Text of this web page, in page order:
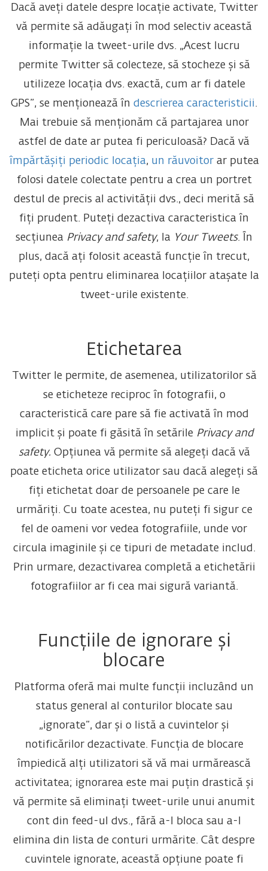
Dacă aveți datele despre locație activate, Twitter
vă permite să adăugați în mod selectiv această
informație la tweet-urile dvs. „Acest lucru
permite Twitter să colecteze, să stocheze și să
utilizeze locația dvs. exactă, cum ar fi datele
GPS”, se menționează în descrierea caracteristicii.
Mai trebuie să menționăm că partajarea unor
astfel de date ar putea fi periculoasă? Dacă vă
împărtășiți periodic locația, un răuvoitorar putea
folosi datele colectate pentru a crea un portret
destul de precis al activității dvs., deci merită să
fiți prudent. Puteți dezactiva caracteristica în
secțiunea Privacy and safety, la Your Tweets. În
plus, dacă ați folosit această funcție în trecut,
puteți opta pentru eliminarea locațiilor atașate la
tweet-urile existente.
Etichetarea
Twitter le permite, de asemenea, utilizatorilor să
se eticheteze reciproc în fotografii, o
caracteristică care pare să fie activată în mod
implicit și poate fi găsită în setărilePrivacy and
safety.Opțiunea vă permite să alegeți dacă vă
poate eticheta orice utilizator sau dacă alegeți să
fiți etichetat doar de persoanele pe care le
urmăriți. Cu toate acestea, nu puteți fi sigur ce
fel de oameni vor vedea fotografiile, unde vor
circula imaginile și ce tipuri de metadate includ.
Prin urmare, dezactivarea completă a etichetării
fotografiilor ar fi cea mai sigură variantă.
Funcțiile de ignorare și
blocare
Platforma oferă mai multe funcții incluzând un
status general al conturilor blocate sau
„ignorate”, dar și o listă a cuvintelor și
notificărilor dezactivate. Funcția de blocare
împiedică alți utilizatori să vă mai urmărească
activitatea; ignorarea este mai puțin drastică și
vă permite să eliminați tweet-urile unui anumit
cont din feed-ul dvs., fără a-l bloca sau a-l
elimina din lista de conturi urmărite. Cât despre
cuvintele ignorate, această opțiune poate fi